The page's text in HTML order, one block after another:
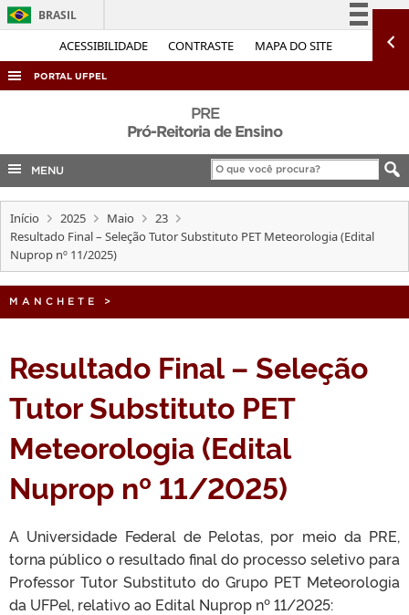
ACESSIBILIDADE CONTRASTE MAPA DO SITE
BRASIL
Simplifique!
Acesso à informação
Legislação
Canais
PORTAL UFPEL
COBALTO
CONCURSOS
EDITAIS
INTERNACIONAL
PRE
Pró-Reitoria de Ensino
MENU
Início 2025 Maio
23
Resultado Final – Seleção Tutor Substituto PET Meteorologia (Edital
Nuprop nº 11/2025)
MANCHETE >
Resultado Final – Seleção
Tutor Substituto PET
Meteorologia (Edital
Nuprop nº 11/2025)
A Universidade Federal de Pelotas, por meio da PRE,
torna público o resultado final do processo seletivo para
Professor Tutor Substituto do Grupo PET Meteorologia
da UFPel, relativo ao Edital Nuprop nº 11/2025: